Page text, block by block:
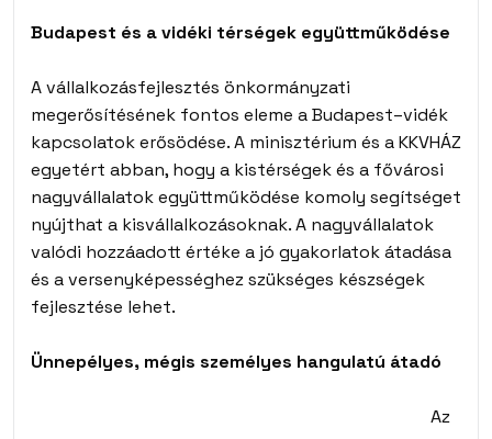
Budapest és a vidéki térségek együttműködése
A vállalkozásfejlesztés önkormányzati
megerősítésének fontos eleme a Budapest–vidék
kapcsolatok erősödése. A minisztérium és a KKVHÁZ
egyetért abban, hogy a kistérségek és a fővárosi
nagyvállalatok együttműködése komoly segítséget
nyújthat a kisvállalkozásoknak. A nagyvállalatok
valódi hozzáadott értéke a jó gyakorlatok átadása
és a versenyképességhez szükséges készségek
fejlesztése lehet.
Ünnepélyes, mégis személyes hangulatú átadó
Az